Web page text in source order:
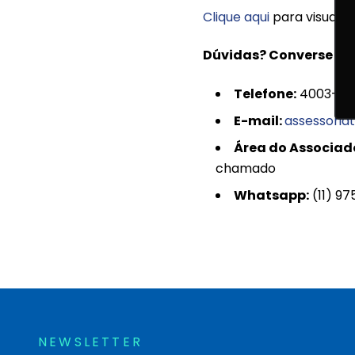
Clique aqui para
Dúvidas? Converse
Telefone: 4003-9019
E-mail:
Área do
chamado
Whatsapp: (11)
NEWSLETTER